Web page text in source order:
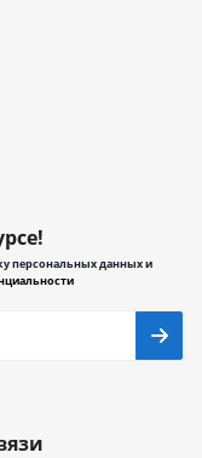
персональных данных и